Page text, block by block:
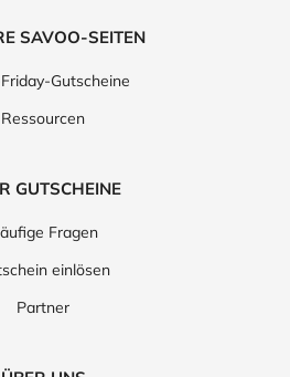
SAVOO-SEITEN
Gutscheine
Ressourcen
GUTSCHEINE
Fragen
einlösen
Partner